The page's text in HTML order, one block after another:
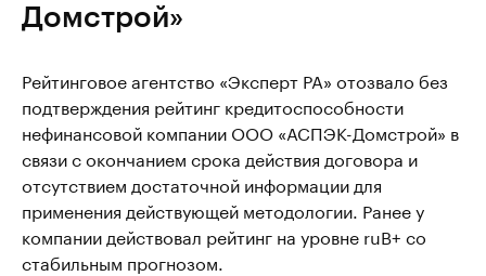
Домстрой»
Рейтинговое агентство «Эксперт РА» отозвало без
подтверждения рейтинг кредитоспособности
нефинансовой компании ООО «АСПЭК-Домстрой» в
связи с окончанием срока действия договора и
отсутствием достаточной информации для
применения действующей методологии. Ранее у
компании действовал рейтинг на уровне ruB+ со
стабильным прогнозом.